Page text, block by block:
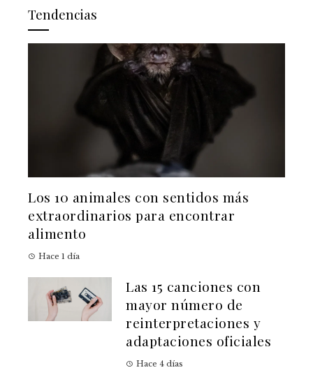
Tendencias
Los 10 animales con sentidos más
extraordinarios para encontrar
alimento
Hace 1 día
Las 15 canciones con
mayor número de
reinterpretaciones y
adaptaciones oficiales
Hace 4 días